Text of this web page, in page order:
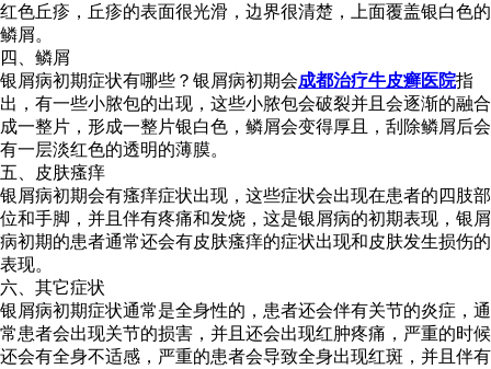
红色丘疹，丘疹的表面很光滑，边界很清楚，上面覆盖银白色的
鳞屑。
四、鳞屑
银屑病初期症状有哪些？银屑病初期会成都治疗牛皮癣医院指
出，有一些小脓包的出现，这些小脓包会破裂并且会逐渐的融合
成一整片，形成一整片银白色，鳞屑会变得厚且，刮除鳞屑后会
有一层淡红色的透明的薄膜。
五、皮肤瘙痒
银屑病初期会有瘙痒症状出现，这些症状会出现在患者的四肢部
位和手脚，并且伴有疼痛和发烧，这是银屑病的初期表现，银屑
病初期的患者通常还会有皮肤瘙痒的症状出现和皮肤发生损伤的
表现。
六、其它症状
银屑病初期症状通常是全身性的，患者还会伴有关节的炎症，通
常患者会出现关节的损害，并且还会出现红肿疼痛，严重的时候
还会有全身不适感，严重的患者会导致全身出现红斑，并且伴有